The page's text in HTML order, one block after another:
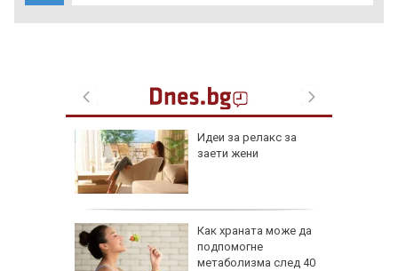
Идеи за релакс за
заети жени
Как храната може да
подпомогне
метаболизма след 40